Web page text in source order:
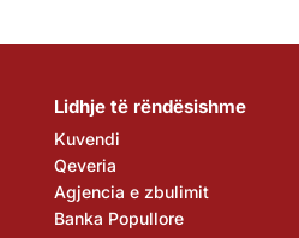
Lidhje të rëndësishme
Kuvendi
Qeveria
Agjencia e zbulimit
Banka Popullore